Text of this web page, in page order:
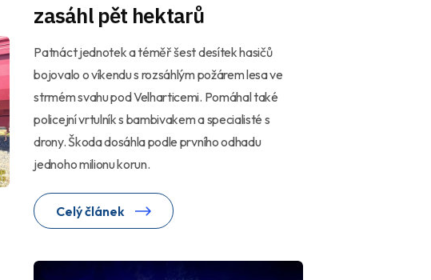
zasáhl pět hektarů
Patnáct jednotek a téměř šest desítek hasičů
bojovalo o víkendu s rozsáhlým požárem lesa ve
strmém svahu pod Velharticemi. Pomáhal také
policejní vrtulník s bambivakem a specialisté s
drony. Škoda dosáhla podle prvního odhadu
jednoho milionu korun.
Celý článek